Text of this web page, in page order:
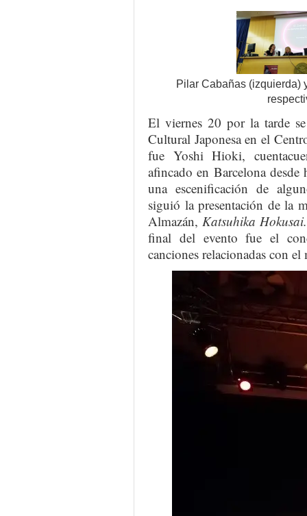
Pilar Cabañas (izquierda)
El viernes 20 por la tarde
Cultural Japonesa en el
fue Yoshi Hioki,
afincado en Barcelona
una escenificación de
siguió la presentación de la
Almazán, Katsuhika
final del evento fue el
canciones relacionadas con